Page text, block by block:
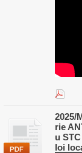
2025/
rie
u
loi